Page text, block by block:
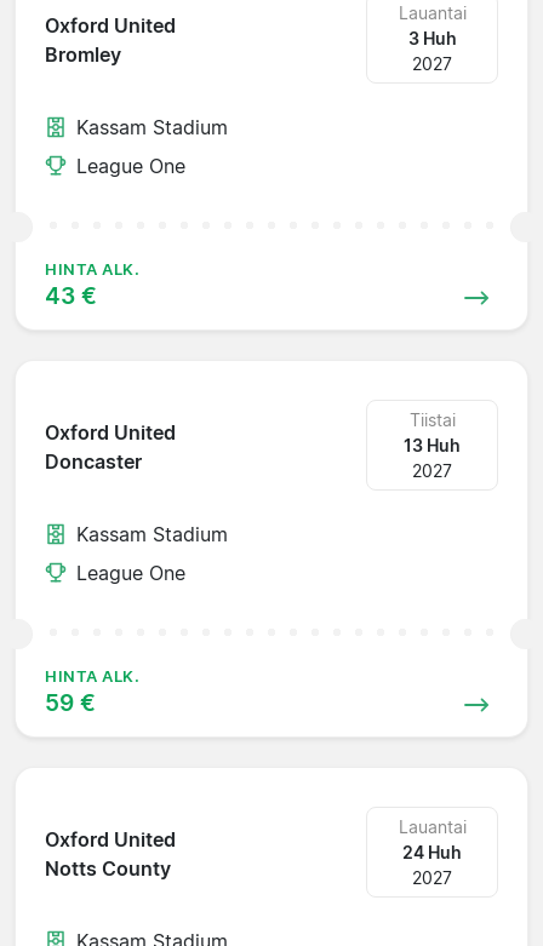
Oxford United
Bromley
Lauantai
3 Huh
2027
Kassam Stadium
League One
HINTA ALK.
43 €
Oxford United
Doncaster
Tiistai
13 Huh
2027
Kassam Stadium
League One
HINTA ALK.
59 €
Oxford United
Notts County
Lauantai
24 Huh
2027
Kassam Stadium